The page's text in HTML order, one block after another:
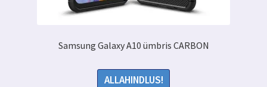
Samsung Galaxy A10 ümbris CARBON
ALLAHINDLUS!